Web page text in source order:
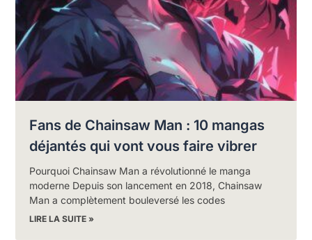
Fans de Chainsaw Man : 10 mangas
déjantés qui vont vous faire vibrer
Pourquoi Chainsaw Man a révolutionné le manga
moderne Depuis son lancement en 2018, Chainsaw
Man a complètement bouleversé les codes
LIRE LA SUITE »